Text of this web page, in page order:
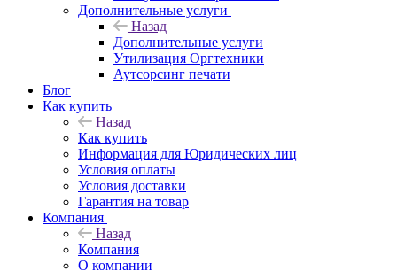
Дополнительные услуги
Назад
Дополнительные услуги
Утилизация Оргтехники
Аутсорсинг печати
Блог
Как купить
Назад
Как купить
Информация для Юридических лиц
Условия оплаты
Условия доставки
Гарантия на товар
Компания
Назад
Компания
О компании